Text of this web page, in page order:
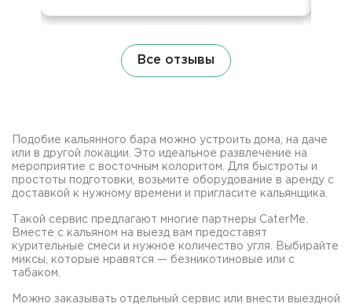
Все отзывы
Подобие кальянного бара можно устроить дома, на даче
или в другой локации. Это идеальное развлечение на
мероприятие с восточным колоритом. Для быстроты и
простоты подготовки, возьмите оборудование в аренду с
доставкой к нужному времени и пригласите кальянщика.
Такой сервис предлагают многие партнеры CaterMe.
Вместе с кальяном на выезд вам предоставят
курительные смеси и нужное количество угля. Выбирайте
миксы, которые нравятся — безникотиновые или с
табаком.
Можно заказывать отдельный сервис или внести выездной